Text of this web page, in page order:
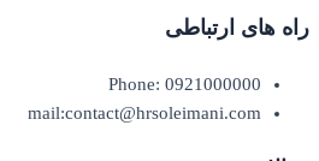
راه های ارتباطی
Phone: 0921000000
mail:contact@hrsoleimani.com